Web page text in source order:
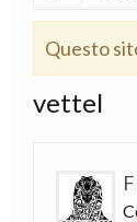
Questo
vettel